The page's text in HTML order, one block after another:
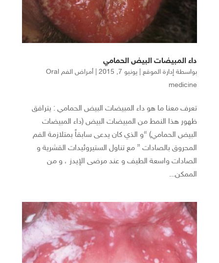
داء المبيضات البيض الحمامي
بواسطة إدارة الموقع| يونيو 7, 2015 |
أمراض الفم Oral
medicine
تعرف معنا ما هو داء المبيضات البيض الحمامي : يترافق
ظهور هذا النمط من المبيضات البيض (داء المبيضات
البيض الحمامي) “و الذي كان يدعى سابقاً بمتلازمة الفم
المحروق بالصادات ” مع تناول الستيروئيدات القشرية و
الصادات واسعة الطيف و عند مرضى الإيدز ، و من
الممكن...